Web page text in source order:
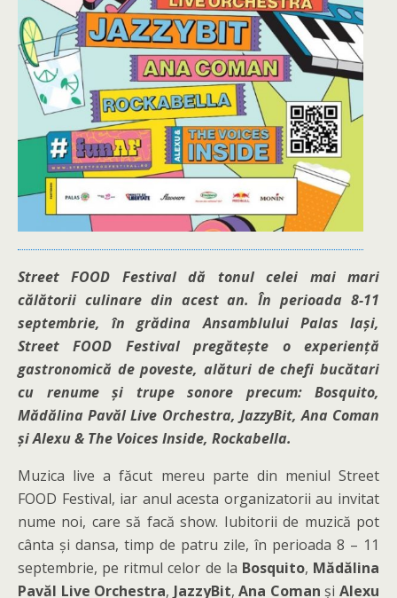
Street FOOD Festival dă tonul celei mai mari
călătorii culinare din acest an. În perioada 8-11
septembrie, în grădina Ansamblului Palas Iași,
Street FOOD Festival pregătește o experiență
gastronomică de poveste, alături de chefi bucătari
cu renume și trupe sonore precum: Bosquito,
Mădălina Pavăl Live Orchestra, JazzyBit, Ana Coman
și Alexu & The Voices Inside, Rockabella.
Muzica live a făcut mereu parte din meniul Street
FOOD Festival, iar anul acesta organizatorii au invitat
nume noi, care să facă show. Iubitorii de muzică pot
cânta și dansa, timp de patru zile, în perioada 8 – 11
septembrie, pe ritmul celor de la Bosquito, Mădălina
Pavăl Live Orchestra, JazzyBit,Ana Coman și Alexu